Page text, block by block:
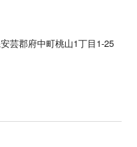
芸郡府中町桃山1丁目1-25